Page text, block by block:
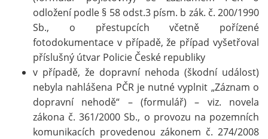
odložení podle § 58 odst.3 písm. b zák. č. 200/1990
Sb., o přestupcích včetně pořízené
fotodokumentace v případě, že případ vyšetřoval
příslušný útvar Policie České republiky
v případě, že dopravní nehoda (škodní událost)
nebyla nahlášena PČR je nutné vyplnit „Záznam o
dopravní nehodě“ – (formulář) – viz. novela
zákona č. 361/2000 Sb., o provozu na pozemních
komunikacích provedenou zákonem č. 274/2008